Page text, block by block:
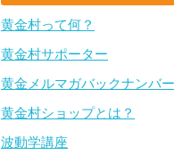
黄金村って何？
黄金村サポーター
黄金メルマガバックナンバ
黄金村ショップとは？
波動学講座